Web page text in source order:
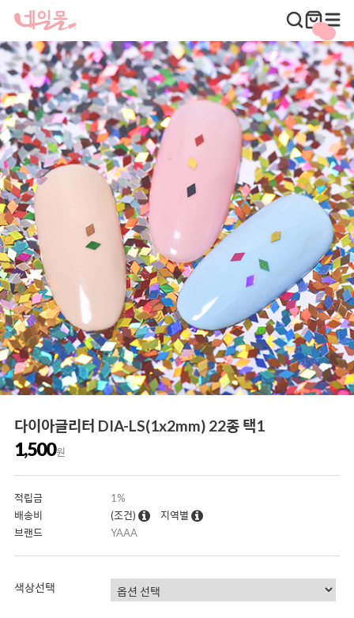
다이아글리터 DIA-LS(1x2mm) 22종 택1
1,500원
적립금
1%
배송비
(조건)
지역별
브랜드
YAAA
색상선택